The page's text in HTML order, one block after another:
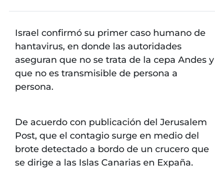
Israel confirmó su primer caso humano de
hantavirus, en donde las autoridades
aseguran que no se trata de la cepa Andes y
que no es transmisible de persona a
persona.
De acuerdo con publicación del Jerusalem
Post, que el contagio surge en medio del
brote detectado a bordo de un crucero que
se dirige a las Islas Canarias en Expaña.